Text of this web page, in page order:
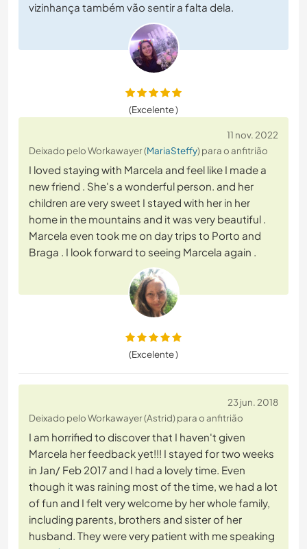
vizinhança também vão sentir a falta dela.
(Excelente )
11 nov. 2022
Deixado pelo Workawayer (MariaSteffy) para o anfitrião
I loved staying with Marcela and feel like I made a
new friend . She's a wonderful person. and her
children are very sweet I stayed with her in her
home in the mountains and it was very beautiful .
Marcela even took me on day trips to Porto and
Braga . I look forward to seeing Marcela again .
(Excelente )
23 jun. 2018
Deixado pelo Workawayer (Astrid) para o anfitrião
I am horrified to discover that I haven't given
Marcela her feedback yet!!! I stayed for two weeks
in Jan/ Feb 2017 and I had a lovely time. Even
though it was raining most of the time, we had a lot
of fun and I felt very welcome by her whole family,
including parents, brothers and sister of her
husband. They were very patient with me speaking